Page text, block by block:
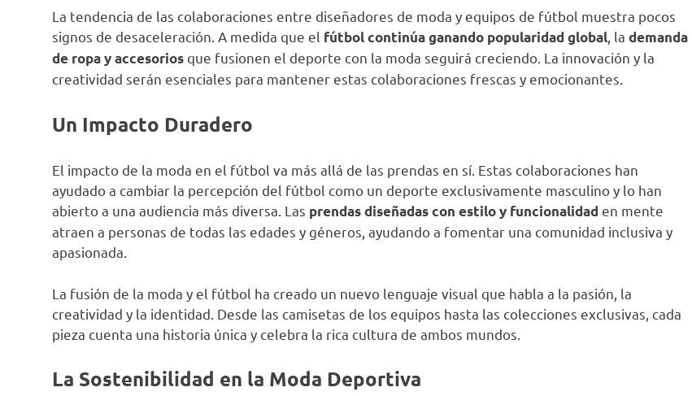
La tendencia de las colaboraciones entre diseñadores de moda y equipos de fútbol muestra pocos
signos de desaceleración. A medida que el fútbol continúa ganando popularidad global , la demanda
de ropa y accesorios que fusionen el deporte con la moda seguirá creciendo. La innovación y la
creatividad serán esenciales para mantener estas colaboraciones frescas y emocionantes.
Un Impacto Duradero
El impacto de la moda en el fútbol va más allá de las prendas en sí. Estas colaboraciones han
ayudado a cambiar la percepción del fútbol como un deporte exclusivamente masculino y lo han
abierto a una audiencia más diversa. Las prendas diseñadas con estilo y funcionalidad en mente
atraen a personas de todas las edades y géneros, ayudando a fomentar una comunidad inclusiva y
apasionada.
La fusión de la moda y el fútbol ha creado un nuevo lenguaje visual que habla a la pasión, la
creatividad y la identidad. Desde las camisetas de los equipos hasta las colecciones exclusivas, cada
pieza cuenta una historia única y celebra la rica cultura de ambos mundos.
La Sostenibilidad en la Moda Deportiva